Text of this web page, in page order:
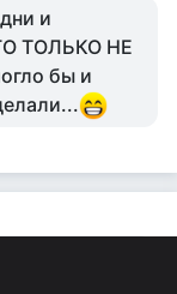
и
ТОЛЬКО НЕ
бы и
книжек
ручную